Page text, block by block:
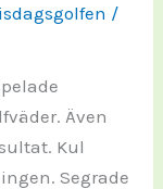
/
Även
Kul
Segrade